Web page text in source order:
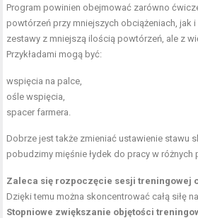
Program powinien obejmować zarówno
powtórzeń przy mniejszych obciążeniach, jak
zestawy z mniejszą ilością powtórzeń, ale z
Przykładami mogą być:
wspięcia na palce,
ośle wspięcia,
spacer farmera.
Dobrze jest także zmieniać ustawienie stawu
pobudzimy mięśnie łydek do pracy w różnych
Zaleca się rozpoczęcie sesji treningowej
Dzięki temu można skoncentrować całą siłę
Stopniowe zwiększanie objętości